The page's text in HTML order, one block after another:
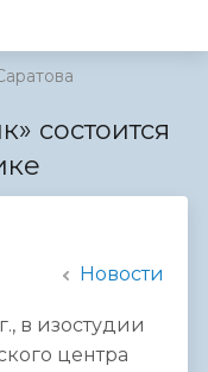
состоится
Новости
в изостудии
центра